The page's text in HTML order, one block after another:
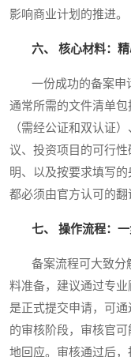
影响商业计划的推进。
六、 核心材料：
一份成功的备案申请
通常所需的文件清单
（需经公证和双认证
议、投资项目的可行
明、以及按要求填写
都必须由官方认可的翻
七、 操作流程：
备案流程可大致分
料准备，建议通过专
是正式提交申请，可
的审核阶段，审核官
地回应。审核通过后